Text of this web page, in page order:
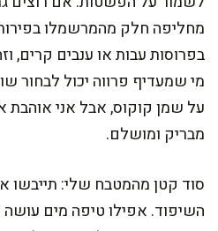
מחליפה חלק מהמרשמלו בפירות
בפרוסות עבות או ענבים קרים,
מי שמעדיף פרווה יכול לבחור
על שמן קוקוס, אבל אני אוהבת
מבריק ומושלם.
סוד קטן מהמטבח שלי: תייבשו
השיפוד. אפילו טיפה מים